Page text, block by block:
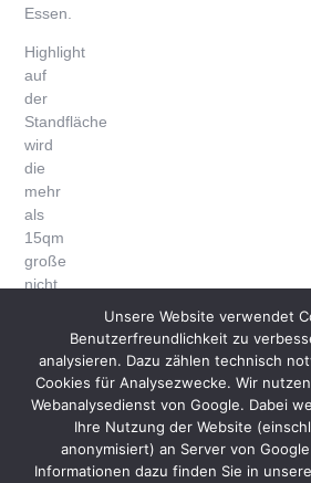
Essen.
Highlight
auf
der
Standfläche
wird
die
mehr
als
15qm
große
nicht
unterbrochene
Rückwandgrafik
sein,
die
2/3
Standes
einnimmt.
Unsere Website verwendet
Benutzerfreundlichkeit zu
analysieren. Dazu zählen technisch
Cookies für Analysezwecke. Wir
Webanalysedienst von Google. Dabei
Ihre Nutzung der Website
anonymisiert) an Server von
Informationen dazu finden Sie in